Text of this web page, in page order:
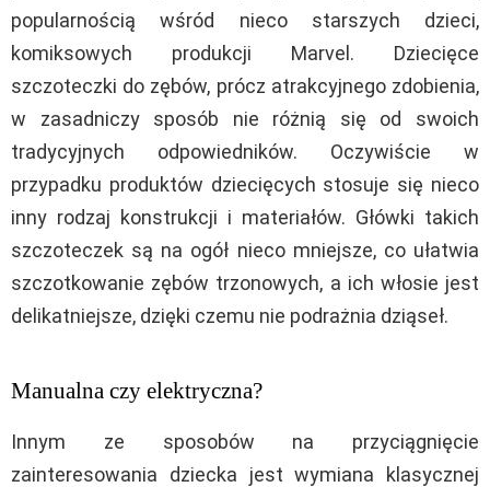
popularnością wśród nieco starszych dzieci,
komiksowych produkcji Marvel. Dziecięce
szczoteczki do zębów, prócz atrakcyjnego zdobienia,
w zasadniczy sposób nie różnią się od swoich
tradycyjnych odpowiedników. Oczywiście w
przypadku produktów dziecięcych stosuje się nieco
inny rodzaj konstrukcji i materiałów. Główki takich
szczoteczek są na ogół nieco mniejsze, co ułatwia
szczotkowanie zębów trzonowych, a ich włosie jest
delikatniejsze, dzięki czemu nie podrażnia dziąseł.
Manualna czy elektryczna?
Innym ze sposobów na przyciągnięcie
zainteresowania dziecka jest wymiana klasycznej